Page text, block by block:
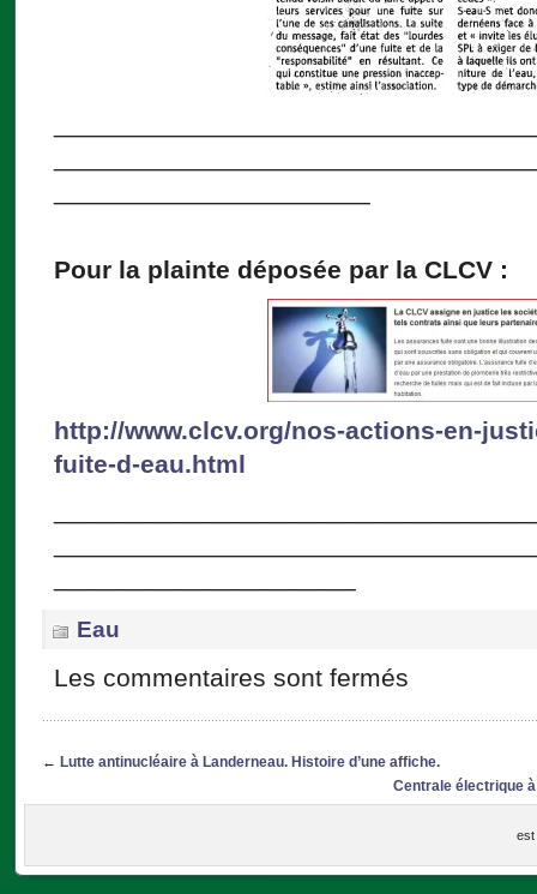
Pour la plainte déposée par la CLCV :
http://www.clcv.org/nos-actions-en-
fuite-d-eau.html
Eau
Les commentaires sont fermés
← Lutte antinucléaire à Landerneau. Histoire d’une affiche.
Centrale électrique